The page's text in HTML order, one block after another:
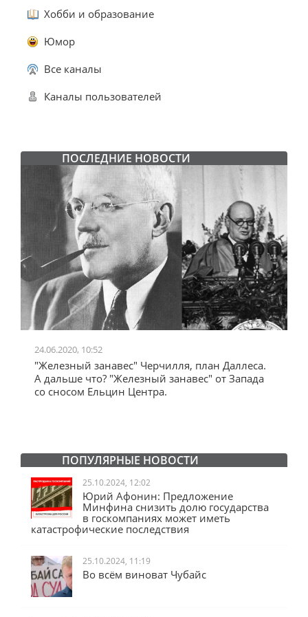
Хобби и образование
Юмор
Все каналы
Каналы пользователей
ПОСЛЕДНИЕ НОВОСТИ
24.06.2020, 10:52
"Железный занавес" Черчилля, план Даллеса.
А дальше что? "Железный занавес" от Запада
со сносом Ельцин Центра.
ПОПУЛЯРНЫЕ НОВОСТИ
25.10.2024, 12:02
Юрий Афонин: Предложение
Минфина снизить долю государства
в госкомпаниях может иметь
катастрофические последствия
25.10.2024, 11:19
Во всём виноват Чубайс